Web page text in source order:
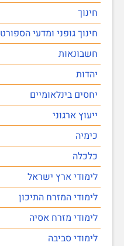
חינוך
חינוך גופני ומדעי הספורט
חשבונאות
יהדות
יחסים בינלאומיים
ייעוץ ארגוני
כימיה
כלכלה
לימודי ארץ ישראל
לימודי המזרח התיכון
לימודי מזרח אסיה
לימודי סביבה